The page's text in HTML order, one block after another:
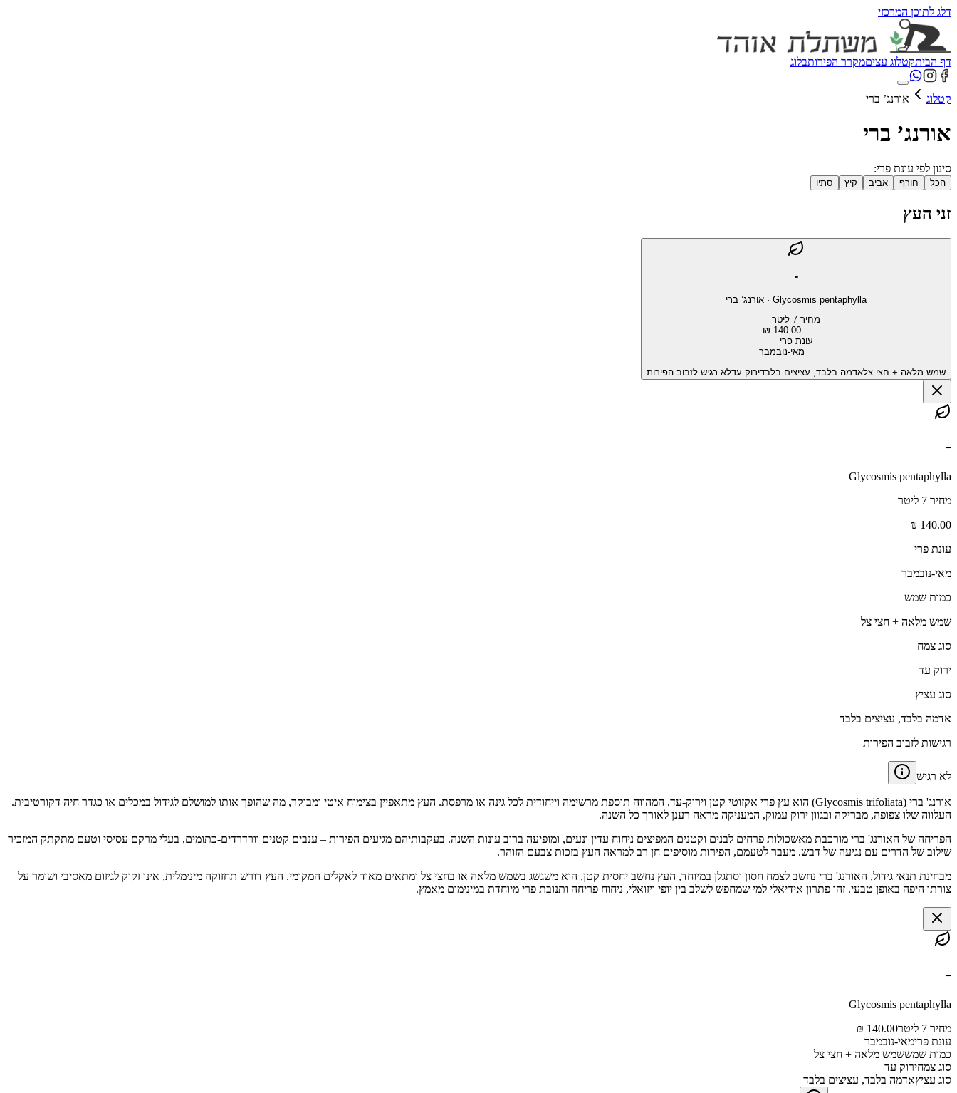
דלג לתוכן המרכזי
דף הביתקטלוג עציםמקרר הפירותבלוג
קטלוג אורנג’ ברי
אורנג’ ברי
סינון לפי עונת פרי:
הכל חורף אביב קיץ סתיו
זני העץ
-
Glycosmis pentaphylla
· אורנג’ ברי
מחיר 7 ליטר
140.00 ₪
עונת פרי
מאי-נובמבר
שמש מלאה + חצי צלאדמה בלבד, עציצים בלבדירוק עדלא רגיש לזבוב הפירות
-
Glycosmis pentaphylla
מחיר 7 ליטר
140.00 ₪
עונת פרי
מאי-נובמבר
כמות שמש
שמש מלאה + חצי צל
סוג צמח
ירוק עד
סוג עציץ
אדמה בלבד, עציצים בלבד
רגישות לזבוב הפירות
לא רגיש
אורנג' ברי (Glycosmis trifoliata) הוא עץ פרי אקזוטי קטן וירוק-עד, המהווה תוספת מרשימה וייחודית לכל גינה או מרפסת. העץ מתאפיין בצימוח איטי ומבוקר, מה שהופך אותו למושלם לגידול במכלים או כגדר חיה דקורטיבית.
העלווה שלו צפופה, מבריקה ובגוון ירוק עמוק, המעניקה מראה רענן לאורך כל השנה.
הפריחה של האורנג' ברי מורכבת מאשכולות פרחים לבנים וקטנים המפיצים ניחוח עדין ונעים, ומופיעה ברוב עונות השנה. בעקבותיהם מגיעים הפירות – ענבים קטנים וורדרדים-כתומים, בעלי מרקם עסיסי וטעם מתקתק המזכיר
שילוב של הדרים עם נגיעה של דבש. מעבר לטעמם, הפירות מוסיפים חן רב למראה העץ בזכות צבעם הזוהר.
מבחינת תנאי גידול, האורנג' ברי נחשב לצמח חסון וסתגלן במיוחד, העץ נחשב יחסית קטן, הוא משגשג בשמש מלאה או בחצי צל ומתאים מאוד לאקלים המקומי. העץ דורש תחזוקה מינימלית, אינו זקוק לגיזום מאסיבי ושומר על
צורתו היפה באופן טבעי. זהו פתרון אידיאלי למי שמחפש לשלב בין יופי ויזואלי, ניחוח פריחה ותנובת פרי מיוחדת במינימום מאמץ.
-
Glycosmis pentaphylla
מחיר 7 ליטר
140.00 ₪
עונת פרימאי-נובמבר
כמות שמששמש מלאה + חצי צל
סוג צמחירוק עד
סוג עציץאדמה בלבד, עציצים בלבד